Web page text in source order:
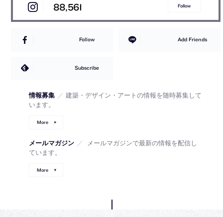
88,561 Follow
Follow Add Friends
Subscribe
情報募集 ／ 建築・デザイン・アートの情報を随時募集して
います。
More
メールマガジン ／
メールマガジンで最新の情報を配信し
ています。
More